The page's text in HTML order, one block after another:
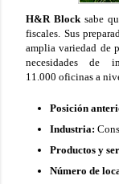
H&R Block sabe
fiscales. Sus
amplia variedad de
necesidades de
11.000 oficinas a
Posición
Industria:
Productos y
Número de